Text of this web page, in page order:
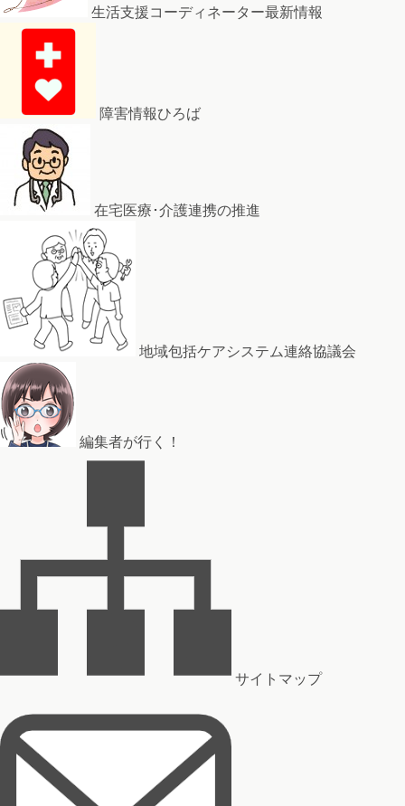
生活支援コーディネーター最新情報
障害情報ひろば
在宅医療･介護連携の推進
地域包括ケアシステム連絡協議会
編集者が行く！
サイトマップ